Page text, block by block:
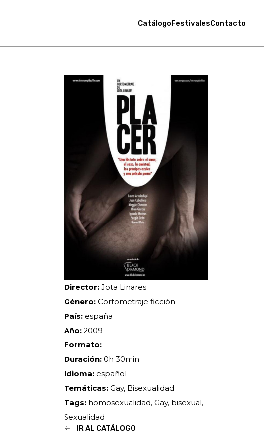
CatálogoFestivalesContacto
Director:Jota Linares
Género:Cortometraje ficción
País:españa
Año:2009
Formato:
Duración:0h 30min
Idioma:español
Temáticas:Gay, Bisexualidad
Tags:homosexualidad, Gay, bisexual,
Sexualidad
IR AL CATÁLOGO